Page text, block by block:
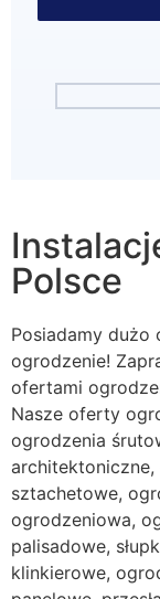
Polsce
Posiadamy
ogrodzenie!
ofertami
Nasze oferty
ogrodzenia
sztachetowe,
ogrodzeniowa,
palisadowe,
klinkierowe,